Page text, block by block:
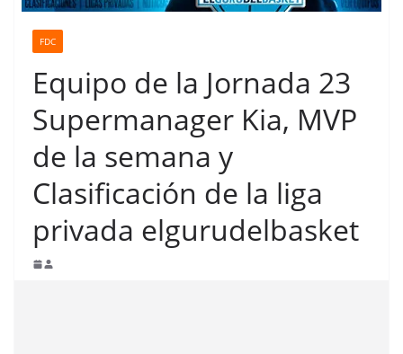
FDC
Equipo de la Jornada 23
Supermanager Kia, MVP
de la semana y
Clasificación de la liga
privada elgurudelbasket